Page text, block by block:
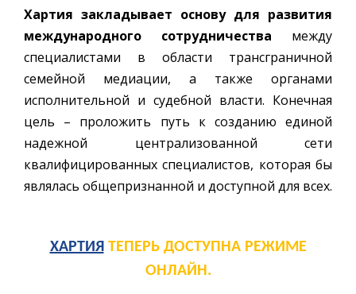
Хартия закладывает основу для развития
международного сотрудничества между
специалистами в области трансграничной
семейной медиации, а также органами
исполнительной и судебной власти. Конечная
цель – проложить путь к созданию единой
надежной централизованной сети
квалифицированных специалистов, которая бы
являлась общепризнанной и доступной для всех.
ХАРТИЯТЕПЕРЬ ДОСТУПНА РЕЖИМЕ
ОНЛАЙН.